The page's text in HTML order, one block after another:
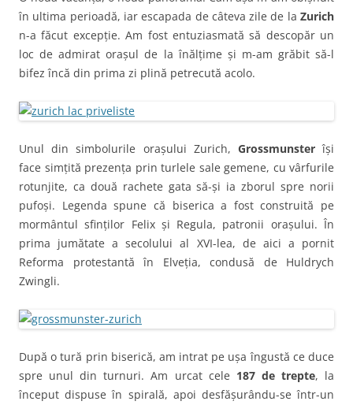
în ultima perioadă, iar escapada de câteva zile de la Zurich
n-a făcut excepție. Am fost entuziasmată să descopăr un
loc de admirat orașul de la înălțime și m-am grăbit să-l
bifez încă din prima zi plină petrecută acolo.
Unul din simbolurile orașului Zurich, Grossmunsterîși
face simțită prezența prin turlele sale gemene, cu vârfurile
rotunjite, ca două rachete gata să-și ia zborul spre norii
pufoși. Legenda spune că biserica a fost construită pe
mormântul sfinților Felix și Regula, patronii orașului. În
prima jumătate a secolului al XVI-lea, de aici a pornit
Reforma protestantă în Elveția, condusă de Huldrych
Zwingli.
După o tură prin biserică, am intrat pe ușa îngustă ce duce
spre unul din turnuri. Am urcat cele 187 de trepte, la
început dispuse în spirală, apoi desfășurându-se într-un